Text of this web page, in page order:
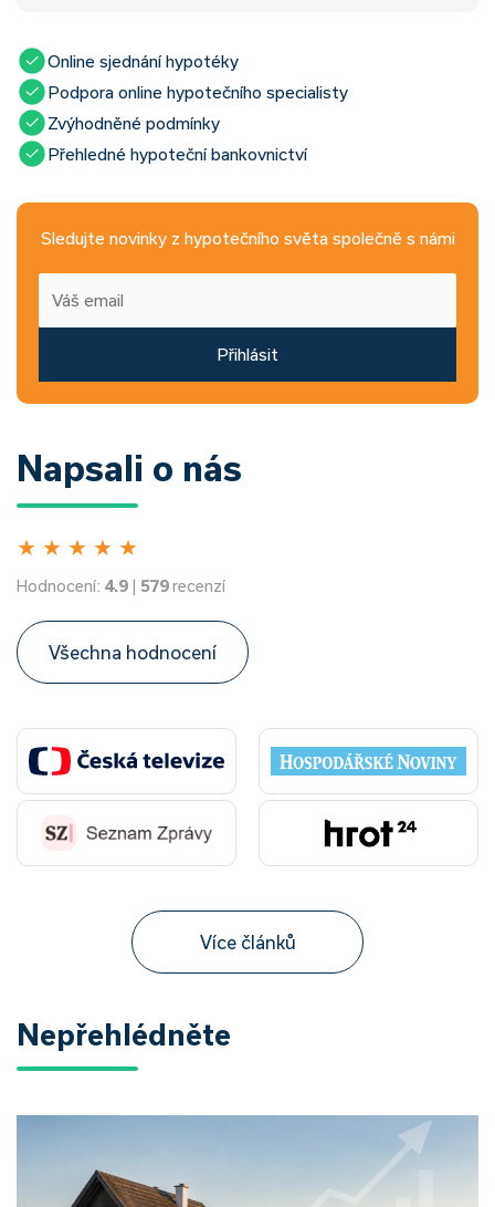
Online sjednání hypotéky
Podpora online hypotečního specialisty
Zvýhodněné podmínky
Přehledné hypoteční bankovnictví
Sledujte novinky z hypotečního světa společně s námi
Přihlásit
Napsali o nás
★ ★ ★ ★ ★
Hodnocení: 4.9 | 579recenzí
Všechna hodnocení
Více článků
Nepřehlédněte